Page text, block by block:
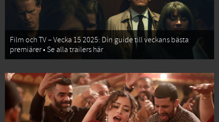
Film och TV – Vecka 15 2025: Din guide till veckans bästa
premiärer • Se alla trailers här